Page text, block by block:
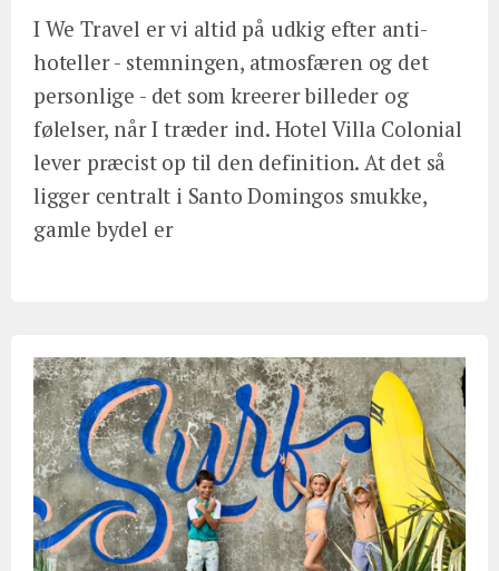
I We Travel er vi altid på udkig efter anti-
hoteller - stemningen, atmosfæren og det
personlige - det som kreerer billeder og
følelser, når I træder ind. Hotel Villa Colonial
lever præcist op til den definition. At det så
ligger centralt i Santo Domingos smukke,
gamle bydel er